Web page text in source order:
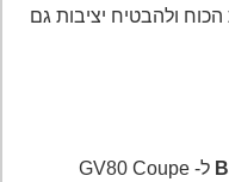
ולהבטיח יציבות גם
ל- GV80 Coupe